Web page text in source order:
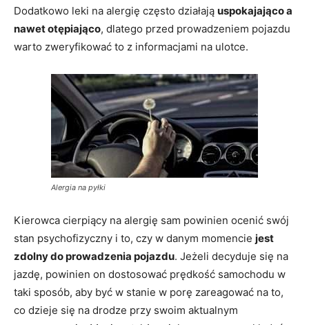
Dodatkowo leki na alergię często działają uspokajająco a
nawet otępiająco, dlatego przed prowadzeniem pojazdu
warto zweryfikować to z informacjami na ulotce.
Alergia na pyłki
Kierowca cierpiący na alergię sam powinien ocenić swój
stan psychofizyczny i to, czy w danym momencie jest
zdolny do prowadzenia pojazdu. Jeżeli decyduje się na
jazdę, powinien on dostosować prędkość samochodu w
taki sposób, aby być w stanie w porę zareagować na to,
co dzieje się na drodze przy swoim aktualnym